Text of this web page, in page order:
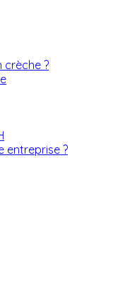
crèche ?
entreprise ?